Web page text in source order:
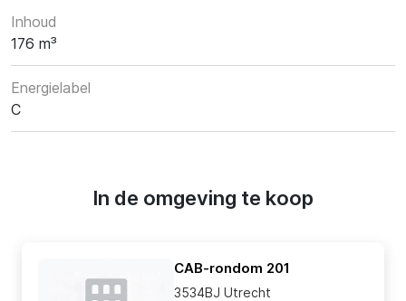
Inhoud
176 m³
Energielabel
C
In de omgeving te koop
CAB-rondom 201
3534BJ Utrecht